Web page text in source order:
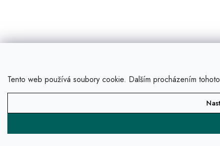
Tento web používá soubory cookie. Dalším procházením